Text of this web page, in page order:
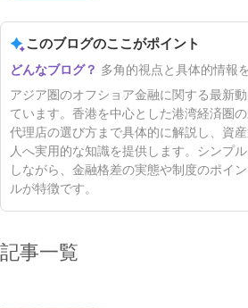
このブログのここがポイント
多角的視点と具体的情報
アジア圏のオフショア金融に関する最新
ています。香港を中心とした港湾経済圏
代理店の選び方まで具体的に解説し、資
人へ実用的な知識を提供します。シンプ
しながら、金融格差の実態や制度のポイ
ルが特徴です。
記事一覧